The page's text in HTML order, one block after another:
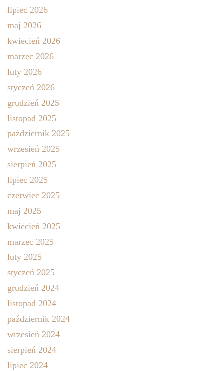
lipiec 2026
maj 2026
kwiecień 2026
marzec 2026
luty 2026
styczeń 2026
grudzień 2025
listopad 2025
październik 2025
wrzesień 2025
sierpień 2025
lipiec 2025
czerwiec 2025
maj 2025
kwiecień 2025
marzec 2025
luty 2025
styczeń 2025
grudzień 2024
listopad 2024
październik 2024
wrzesień 2024
sierpień 2024
lipiec 2024